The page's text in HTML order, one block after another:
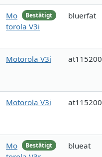
Bestätigt
Mo
torola V3i
bluerfat
Motorola V3i at115200
Motorola V3i at115200
Bestätigt
Mo
blueat